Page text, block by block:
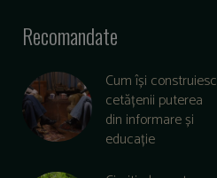
Recomandate
Cum își construiesc
cetățenii puterea
din informare și
educație